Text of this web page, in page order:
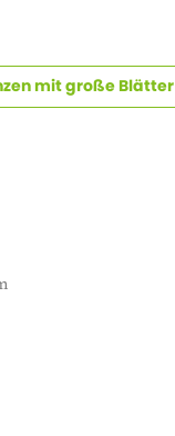
mit große Blätter